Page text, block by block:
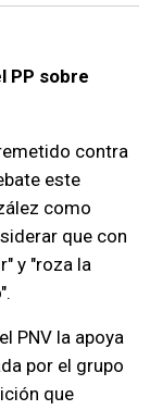
PP sobre
contra
este
como
que con
y "roza la
PNV la apoya
por el grupo
que